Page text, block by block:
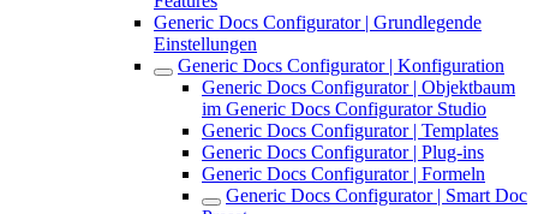
Generic Docs Configurator | Grundlegende
Einstellungen
Generic Docs Configurator | Konfiguration
Generic Docs Configurator | Objektbaum
im Generic Docs Configurator Studio
Generic Docs Configurator | Templates
Generic Docs Configurator | Plug-ins
Generic Docs Configurator | Formeln
Generic Docs Configurator | Smart Doc